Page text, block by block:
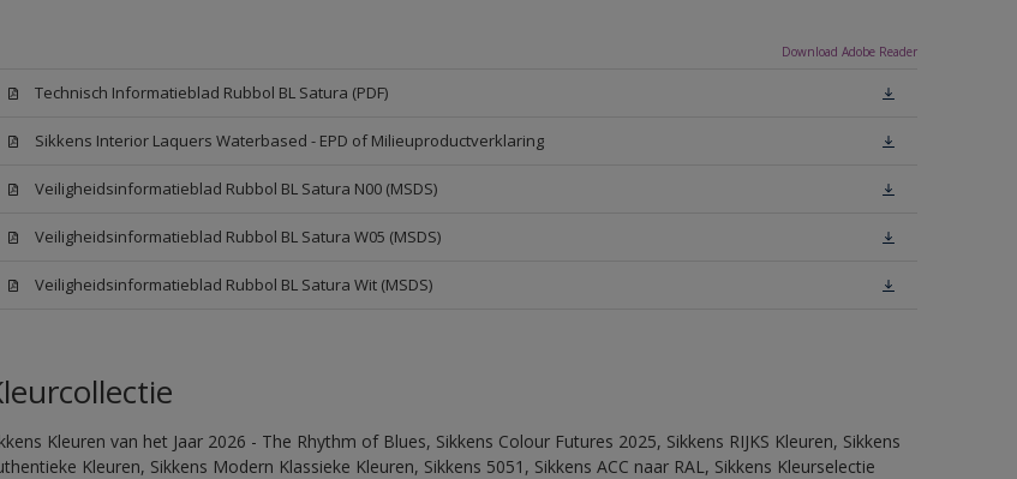
Download Adobe Reader
Technisch Informatieblad Rubbol BL Satura (PDF)
Sikkens Interior Laquers Waterbased - EPD of Milieuproductverklaring
Veiligheidsinformatieblad Rubbol BL Satura N00 (MSDS)
Veiligheidsinformatieblad Rubbol BL Satura W05 (MSDS)
Veiligheidsinformatieblad Rubbol BL Satura Wit (MSDS)
Kleuren van het Jaar 2026 - The Rhythm of Blues, Sikkens Colour Futures 2025, Sikkens RIJKS Kleuren, Sikkens
Kleuren, Sikkens Modern Klassieke Kleuren, Sikkens 5051, Sikkens ACC naar RAL, Sikkens Kleurselectie